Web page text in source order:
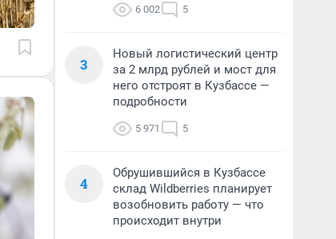
6 002 5
3
Новый логистический центр
за 2 млрд рублей и мост для
него отстроят в Кузбассе —
подробности
5 971 5
4
Обрушившийся в Кузбассе
склад Wildberries планирует
возобновить работу — что
происходит внутри